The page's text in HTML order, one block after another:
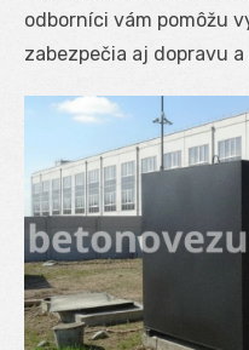
odborníci vám pomôžu
zabezpečia aj dopravu